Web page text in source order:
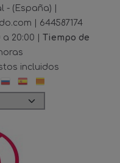
- (España) |
|
644587174
a 20:00 | Tiempo de
incluidos